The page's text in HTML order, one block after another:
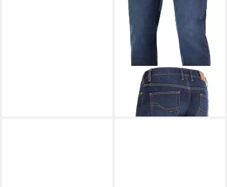
JOHN DOE
Motorradhose
Pioneer Mono
269,00 €